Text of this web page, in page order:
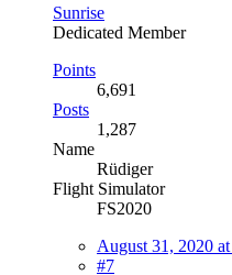
Sunrise
Dedicated Member
Points
6,691
Posts
1,287
Name
Rüdiger
Flight Simulator
FS2020
August 31, 2020
#7